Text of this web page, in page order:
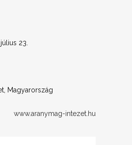
23.
Magyarország
www.aranymag-intezet.hu